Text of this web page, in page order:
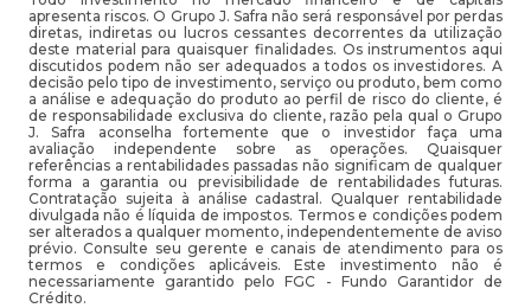
apresenta riscos. O Grupo J. Safra não será responsável por perdas
diretas, indiretas ou lucros cessantes decorrentes da utilização
deste material para quaisquer finalidades. Os instrumentos aqui
discutidos podem não ser adequados a todos os investidores. A
decisão pelo tipo de investimento, serviço ou produto, bem como
a análise e adequação do produto ao perfil de risco do cliente, é
de responsabilidade exclusiva do cliente, razão pela qual o Grupo
J. Safra aconselha fortemente que o investidor faça uma
avaliação independente sobre as operações. Quaisquer
referências a rentabilidades passadas não significam de qualquer
forma a garantia ou previsibilidade de rentabilidades futuras.
Contratação sujeita à análise cadastral. Qualquer rentabilidade
divulgada não é líquida de impostos. Termos e condições podem
ser alterados a qualquer momento, independentemente de aviso
prévio. Consulte seu gerente e canais de atendimento para os
termos e condições aplicáveis. Este investimento não é
necessariamente garantido pelo FGC - Fundo Garantidor de
Crédito.